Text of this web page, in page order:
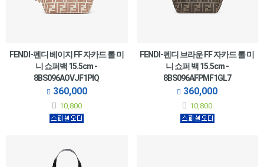
FENDI-펜디 베이지 FF 자카드 롤 미
니 쇼퍼백 15.5cm -
8BS096AOVJF1PIQ
360,000
10,800
FENDI-펜디 브라운 FF 자카드 롤 미
니 쇼퍼 백 15.5cm -
8BS096AFPMF1GL7
360,000
10,800